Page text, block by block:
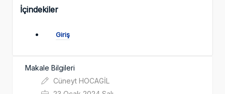
İçindekiler
Giriş
Makale Bilgileri
Cüneyt HOCAGİL